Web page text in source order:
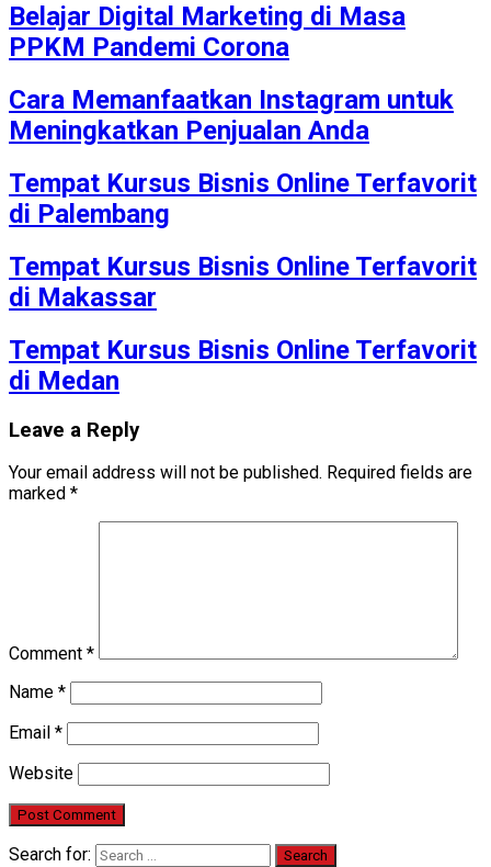
Belajar Digital Marketing di Masa
PPKM Pandemi Corona
Cara Memanfaatkan Instagram untuk
Meningkatkan Penjualan Anda
Tempat Kursus Bisnis Online Terfavorit
di Palembang
Tempat Kursus Bisnis Online Terfavorit
di Makassar
Tempat Kursus Bisnis Online Terfavorit
di Medan
Leave a Reply
Your email address will not be published. Required fields are
marked *
Comment *
Name *
Email *
Website
Search for: